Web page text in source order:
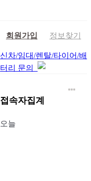
회원가입 정보찾기
신차/임대/렌탈/타이어/배
터리 문의
접속자집계
오늘